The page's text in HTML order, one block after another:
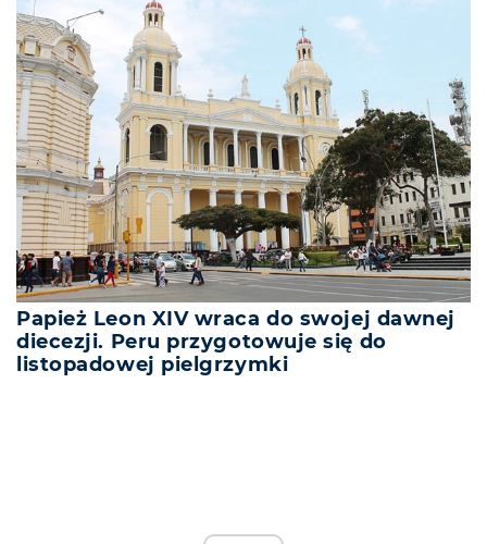
Papież Leon XIV wraca do swojej dawnej
diecezji. Peru przygotowuje się do
listopadowej pielgrzymki